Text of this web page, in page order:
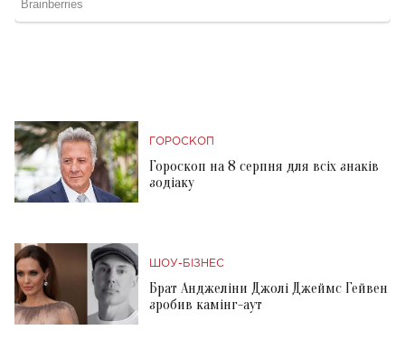
ГОРОСКОП
Гороскоп на 8 серпня для всіх знаків
зодіаку
ШОУ-БІЗНЕС
Брат Анджеліни Джолі Джеймс Гейвен
зробив камінг-аут